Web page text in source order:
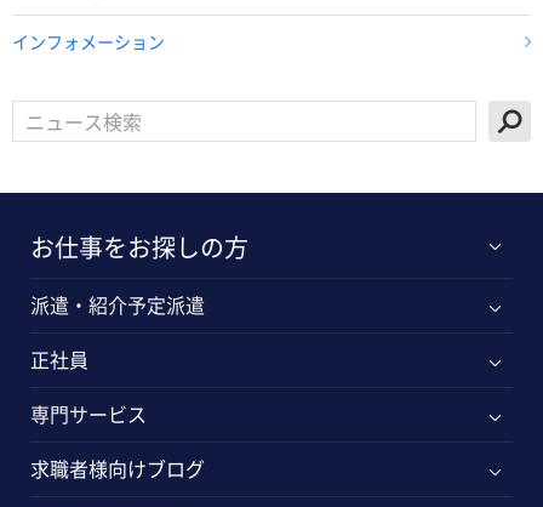
インフォメーション
お仕事をお探しの方
派遣・紹介予定派遣
正社員
専門サービス
求職者様向けブログ